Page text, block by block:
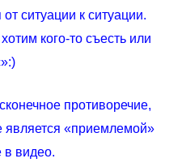
ситуации к ситуации.
кого-то съесть или
противоречие,
является «приемлемой»
в видео.